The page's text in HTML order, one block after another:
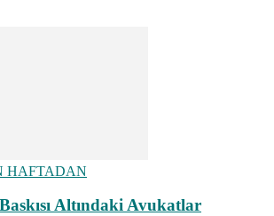
HAFTADAN
Altındaki Avukatlar